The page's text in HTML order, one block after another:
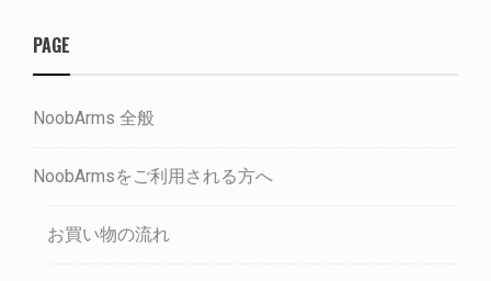
PAGE
NoobArms 全般
NoobArmsをご利用される方へ
お買い物の流れ